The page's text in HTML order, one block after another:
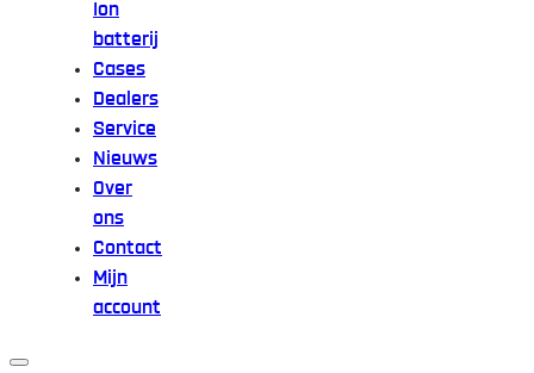
Ion
batterij
Cases
Dealers
Service
Nieuws
Over
ons
Contact
Mijn
account